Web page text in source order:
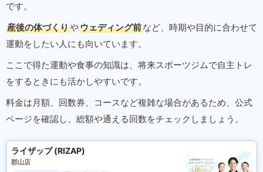
です。
産後の体づくりやウェディング前など、時期や目的に合わせて
運動をしたい人にも向いています。
ここで得た運動や食事の知識は、将来スポーツジムで自主トレ
をするときにも活かしやすいです。
料金は月額、回数券、コースなど複雑な場合があるため、公式
ページを確認し、総額や通える回数をチェックしましょう。
ライザップ (RIZAP)
郡山店